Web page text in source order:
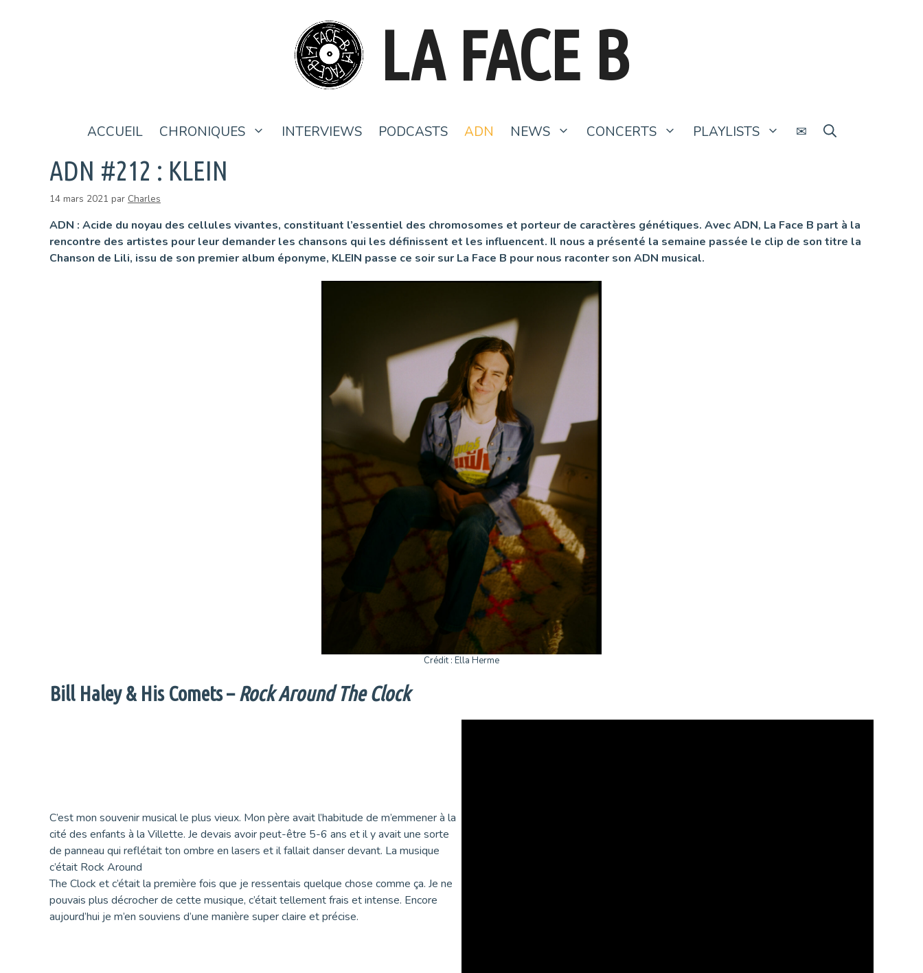
LA FACE B
ACCUEIL CHRONIQUES INTERVIEWS PODCASTS ADN NEWS CONCERTS PLAYLISTS ✉
ADN #212 : KLEIN
14 mars 2021 par Charles
ADN : Acide du noyau des cellules vivantes, constituant l’essentiel des chromosomes et porteur de caractères génétiques. Avec ADN, La Face B part à la
rencontre des artistes pour leur demander les chansons qui les définissent et les influencent. Il nous a présenté la semaine passée le clip de son titre la
Chanson de Lili, issu de son premier album éponyme, KLEIN passe ce soir sur La Face B pour nous raconter son ADN musical.
Crédit : Ella Herme
Bill Haley & His Comets –Rock Around The Clock
C’est mon souvenir musical le plus vieux. Mon père avait l’habitude de m’emmener à la
cité des enfants à la Villette. Je devais avoir peut-être 5-6 ans et il y avait une sorte
de panneau qui reflétait ton ombre en lasers et il fallait danser devant. La musique
c’était Rock Around
The Clock et c’était la première fois que je ressentais quelque chose comme ça. Je ne
pouvais plus décrocher de cette musique, c’était tellement frais et intense. Encore
aujourd’hui je m’en souviens d’une manière super claire et précise.